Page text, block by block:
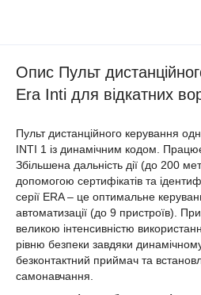
Опис Пульт
Era Inti для відкатних
Пульт дистанційного керування
INTI 1 із динамічним кодом.
Збільшена дальність дії (до 200
допомогою сертифікатів та
серії ERA – це оптимальне
автоматизації (до 9 пристроїв).
великою інтенсивністю
рівню безпеки завдяки
безконтактний приймач та
самонавчання.